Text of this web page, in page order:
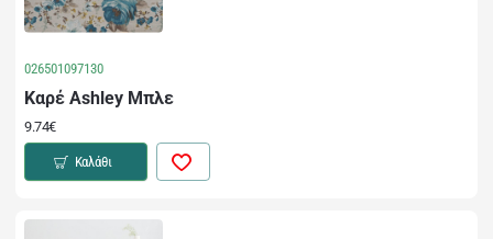
026501097130
Καρέ Ashley Μπλε
9.74€
Καλάθι